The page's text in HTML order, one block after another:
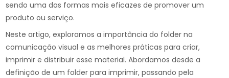
sendo uma das formas mais eficazes de promover um
produto ou serviço.
Neste artigo, exploramos a importância do folder na
comunicação visual e as melhores práticas para criar,
imprimir e distribuir esse material. Abordamos desde a
definição de um folder para imprimir, passando pela